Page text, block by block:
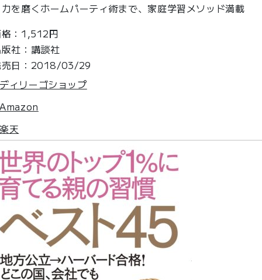
を磨くホームパーティ術まで、家庭学習メソッド満載
：1,512円
社：講談社
売日：2018/03/29
ディリーゴショップ
Amazon
楽天